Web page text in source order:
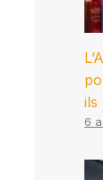
ils
6